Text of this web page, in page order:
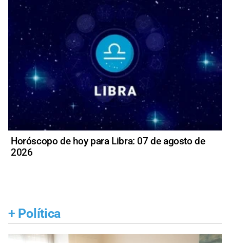
Horóscopo de hoy para Libra: 07 de agosto de
2026
+ Política